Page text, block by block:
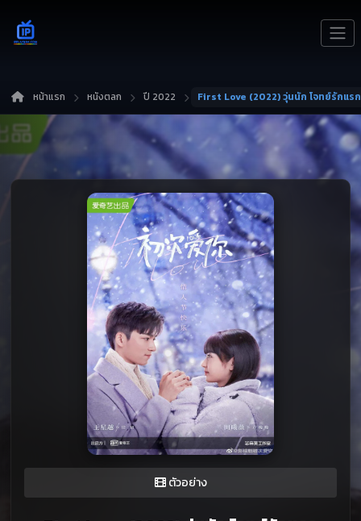
หน้าแรก หนังตลก ปี 2022
ตัวอย่าง